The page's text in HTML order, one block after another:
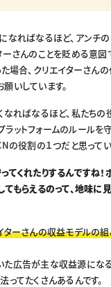
なればなるほど、アンチ
ーさんのことを貶める意
た場合、クリエイターさん
いしています。
なればなるほど、私たちの
ラットフォームのルールを
の役割の１つだと思ってい
くれたりするんですね！
てもらえるのって、地味に
ターさんの収益モデルの
広告が主な収益源にな
てたくさんあるんです。